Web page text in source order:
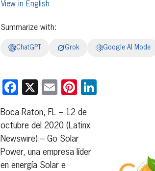
English
Summarize with:
ChatGPT Grok Google AI Mode
Facebook
X EmailPinterest
Boca Raton, FL – 12 de
octubre del 2020 (Latinx
Newswire) – Go Solar
Power, una empresa líder
en energía Solar e